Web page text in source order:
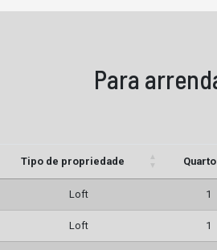
Para
Tipo de propriedade
Loft 1
Loft 1